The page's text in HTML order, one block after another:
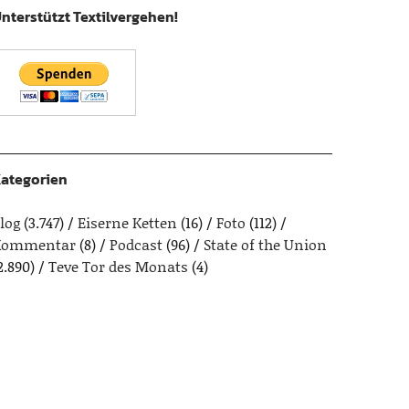
Textilvergehen!
(3.747) Eiserne Ketten (16) Foto (112)
(8) Podcast(96)
State of the Union
Teve Tor des Monats (4)